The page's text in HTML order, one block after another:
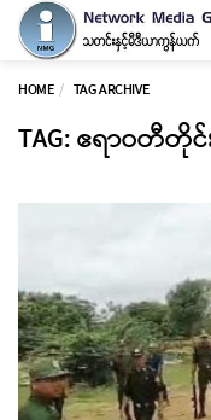
HOME TAG ARCHIVE
TAG: ဧရာဝတီတို